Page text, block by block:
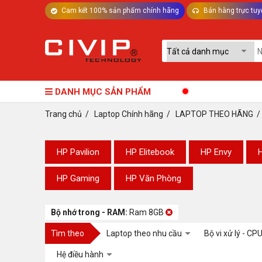
Cam kết 100% sản phẩm chính hãng Bán hàng trực
DANH MỤC SẢN PHẨM
Trang chủ / Laptop Chính hãng / LAPTOP THEO HÃNG /
HP Pavilion HP Elitebook HP Envy
HP Gaming HP Văn Phòng
Bộ nhớ trong - RAM: Ram 8GB
Tìm theo Laptop theo nhu cầu Bộ vi xử lý - CPU
Hệ điều hành